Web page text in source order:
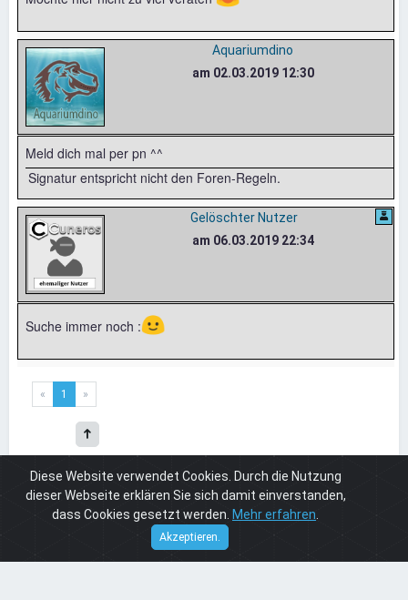
Aquariumdino
am 02.03.2019 12:30
Meld dich mal per pn ^^
Signatur entspricht nicht den Foren-Regeln.
Gelöschter Nutzer
am 06.03.2019 22:34
Suche immer noch :🙂
« 1 »
Cuneros 4 Cuneros 4 Programmierung
einen Programmierer für eine Cuneros Seite
Diese Website verwendet Cookies. Durch die Nutzung
dieser Webseite erklären Sie sich damit einverstanden,
dass Cookies gesetzt werden. Mehr erfahren
Akzeptieren.